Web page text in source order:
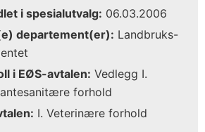
i spesialutvalg: 06.03.2006
departement(er): Landbruks-
i EØS-avtalen: Vedlegg I.
forhold
I. Veterinære forhold